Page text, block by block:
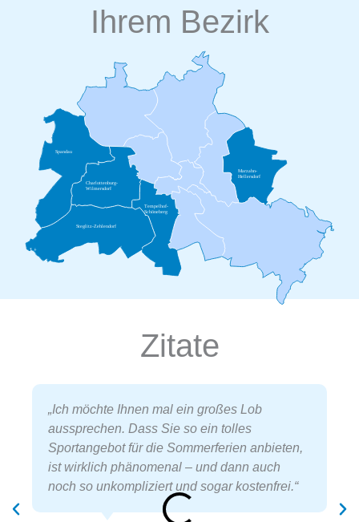
Ihrem Bezirk
Steglitz-Zehlendorf
Marzahn-
Hellersdorf
Tempelhof-
Schöneberg
Spandau
Charlottenburg-
Wilmersdorf
Zitate
„Ich möchte Ihnen mal ein großes Lob
aussprechen. Dass Sie so ein tolles
Sportangebot für die Sommerferien anbieten,
ist wirklich phänomenal – und dann auch
noch so unkompliziert und sogar kostenfrei.“